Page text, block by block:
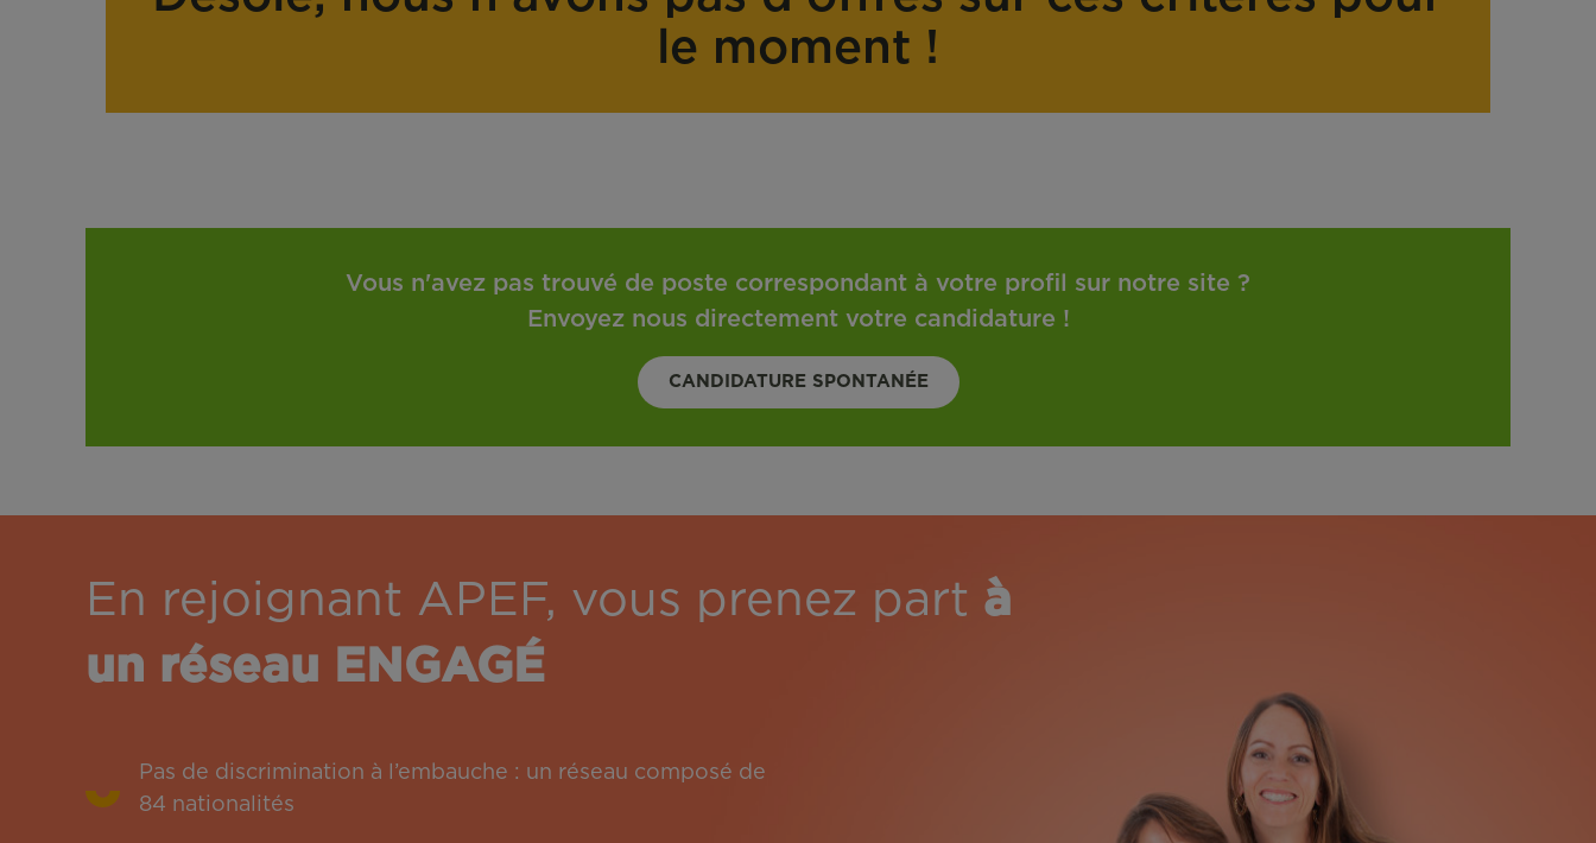
r
le moment !
Vous n'avez pas trouvé de poste correspondant à votre profil sur notre site ?
Envoyez nous directement votre candidature !
CANDIDATURE SPONTANÉE
En rejoignant APEF, vous prenez part à
un réseau ENGAGÉ
Pas de discrimination à l’embauche : un réseau composé de
84 nationalités